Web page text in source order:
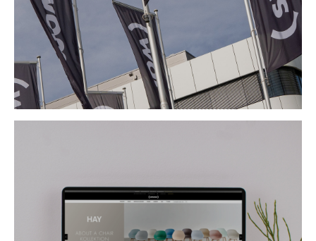
Spiegel
Figuren & Miniaturen
Vasen
Tabletts
Büroutensilien
Kissen
Teppiche